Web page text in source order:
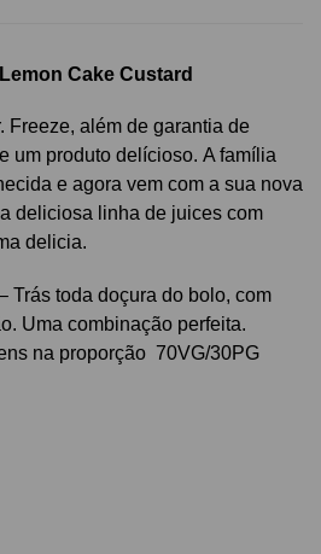
Cake Custard
Freeze, além de garantia de
um produto delícioso. A família
e agora vem com a sua nova
deliciosa linha de juices com
delicia.
Trás toda doçura do bolo, com
Uma combinação perfeita.
na proporção 70VG/30PG